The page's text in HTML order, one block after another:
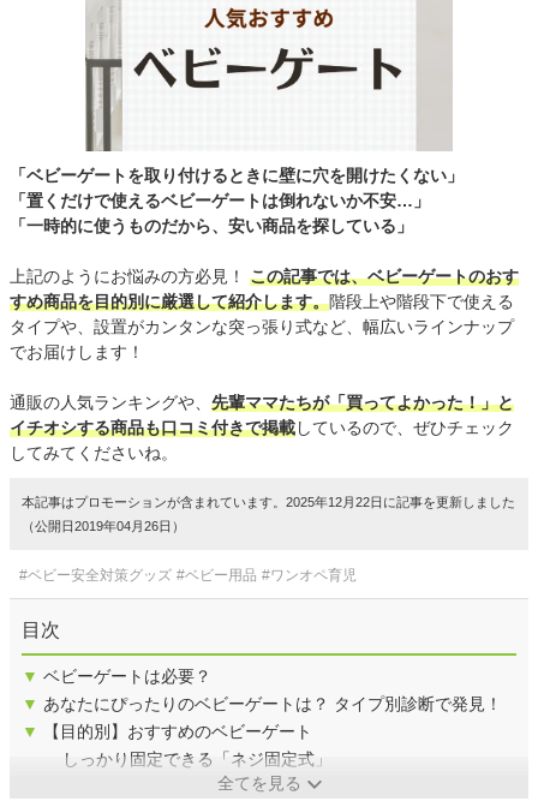
「ベビーゲートを取り付けるときに壁に穴を開けたくない」
「置くだけで使えるベビーゲートは倒れないか不安…」
「一時的に使うものだから、安い商品を探している」
上記のようにお悩みの方必見！ この記事では、ベビーゲートのおす
すめ商品を目的別に厳選して紹介します。階段上や階段下で使える
タイプや、設置がカンタンな突っ張り式など、幅広いラインナップ
でお届けします！
通販の人気ランキングや、 先輩ママたちが「買ってよかった！」と
イチオシする商品も口コミ付きで掲載しているので、ぜひチェック
してみてくださいね。
本記事はプロモーションが含まれています。2025年12月22日に記事を更新しました
（公開日2019年04月26日）
#ベビー安全対策グッズ #ベビー用品 #ワンオペ育児
目次
▼ ベビーゲートは必要？
▼ あなたにぴったりのベビーゲートは？ タイプ別診断で発見！
▼
【目的別】おすすめのベビーゲート
しっかり固定できる「ネジ固定式」
全てを見る